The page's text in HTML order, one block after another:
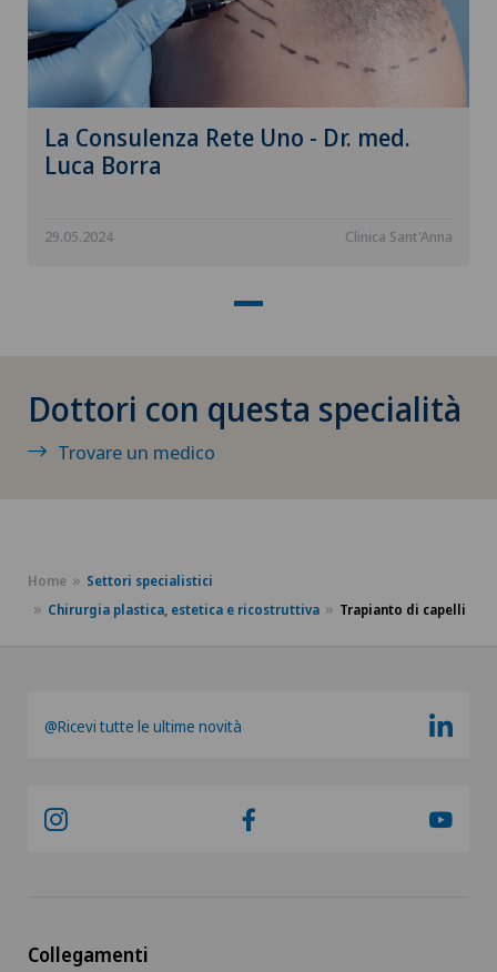
Consulenza nutrizionale
Consulti oculistici
Cura intermedia IMC
Densitometria
Dermopigmentazione medica
Disfunzione erettile
La Consulenza Rete Uno - Dr. med.
Luca Borra
29.05.2024 Clinica Sant'Anna
Dottori con questa specialità
Trovare un medico
Home
Settori specialistici
Chirurgia plastica, estetica e ricostruttiva
Trapianto di capelli
@Ricevi tutte le ultime novità
Collegamenti